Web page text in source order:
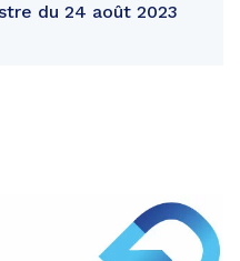
du 24 août 2023